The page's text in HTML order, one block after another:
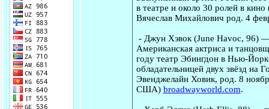
в театре и около 30 ролей в
Вячеслав Михайлович род. 4
- Джун Хэвок (June Havoc, 96)
Американская актриса и
году театр Эбингдон в Нью-
обладательницей двух звёзд на
Эвенджелайн Ховик, род. 8
США) broadwayworld.com.